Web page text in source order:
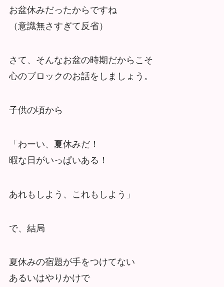
お盆休みだったからですね
（意識無さすぎて反省）
さて、そんなお盆の時期だからこそ
心のブロックのお話をしましょう。
子供の頃から
「わーい、夏休みだ！
暇な日がいっぱいある！
あれもしよう、これもしよう」
で、結局
夏休みの宿題が手をつけてない
あるいはやりかけで